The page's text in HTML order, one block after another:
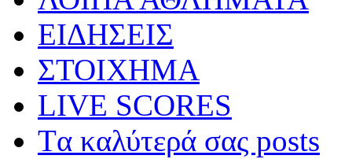
ΕΙΔΗΣΕΙΣ
ΣΤΟΙΧΗΜΑ
LIVE SCORES
Tα καλύτερά σας posts